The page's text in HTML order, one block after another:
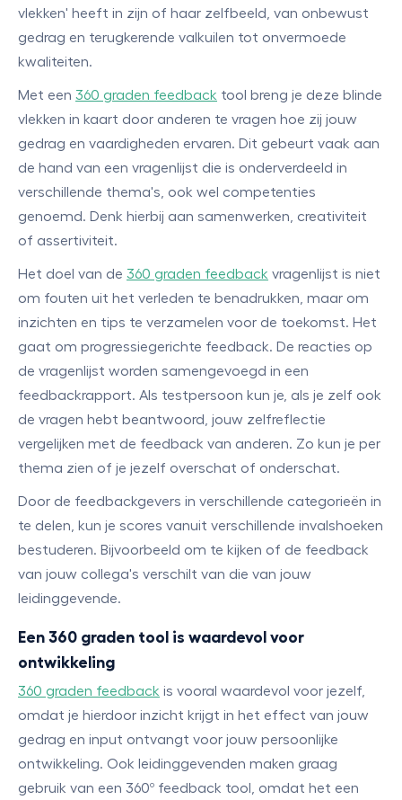
vlekken' heeft in zijn of haar zelfbeeld, van onbewust
gedrag en terugkerende valkuilen tot onvermoede
kwaliteiten.
Met een 360 graden feedback tool breng je deze blinde
vlekken in kaart door anderen te vragen hoe zij jouw
gedrag en vaardigheden ervaren. Dit gebeurt vaak aan
de hand van een vragenlijst die is onderverdeeld in
verschillende thema's, ook wel competenties
genoemd. Denk hierbij aan samenwerken, creativiteit
of assertiviteit.
Het doel van de 360 graden feedback vragenlijst is niet
om fouten uit het verleden te benadrukken, maar om
inzichten en tips te verzamelen voor de toekomst. Het
gaat om progressiegerichte feedback. De reacties op
de vragenlijst worden samengevoegd in een
feedbackrapport. Als testpersoon kun je, als je zelf ook
de vragen hebt beantwoord, jouw zelfreflectie
vergelijken met de feedback van anderen. Zo kun je per
thema zien of je jezelf overschat of onderschat.
Door de feedbackgevers in verschillende categorieën in
te delen, kun je scores vanuit verschillende invalshoeken
bestuderen. Bijvoorbeeld om te kijken of de feedback
van jouw collega's verschilt van die van jouw
leidinggevende.
Een 360 graden tool is waardevol voor
ontwikkeling
360 graden feedback is vooral waardevol voor jezelf,
omdat je hierdoor inzicht krijgt in het effect van jouw
gedrag en input ontvangt voor jouw persoonlijke
ontwikkeling. Ook leidinggevenden maken graag
gebruik van een 360º feedback tool, omdat het een